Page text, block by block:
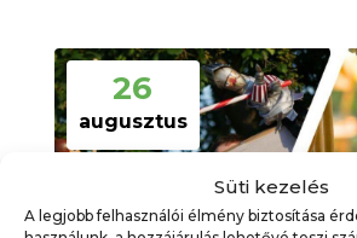
Süti kezelés
A legjobb felhasználói élmény biztosítása
26
augusztus